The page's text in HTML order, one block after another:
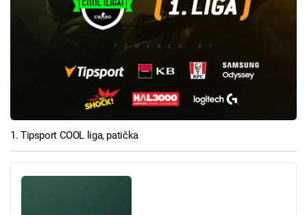
1. Tipsport COOL liga, patička